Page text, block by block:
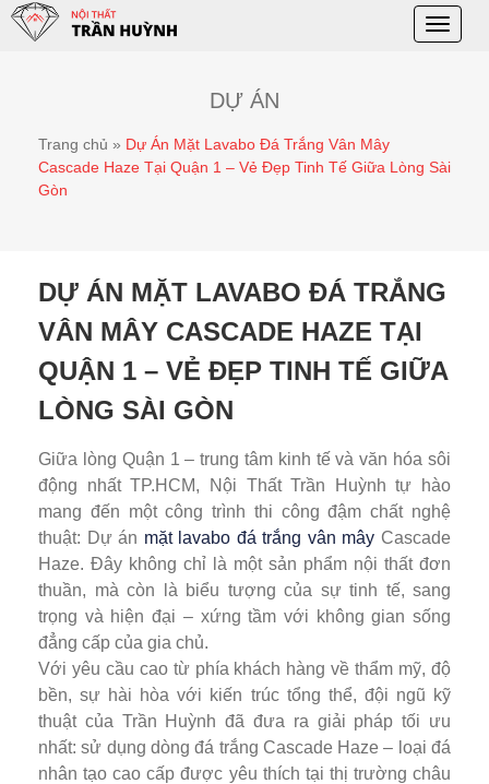
Toggle
DỰ ÁN
Trang chủ » Dự Án Mặt Lavabo Đá Trắng Vân Mây
Cascade Haze Tại Quận 1 – Vẻ Đẹp Tinh Tế Giữa Lòng Sài
Gòn
DỰ ÁN MẶT LAVABO ĐÁ TRẮNG
VÂN MÂY CASCADE HAZE TẠI
QUẬN 1 – VẺ ĐẸP TINH TẾ GIỮA
LÒNG SÀI GÒN
Giữa lòng Quận 1 – trung tâm kinh tế và văn hóa sôi
động nhất TP.HCM, Nội Thất Trần Huỳnh tự hào
mang đến một công trình thi công đậm chất nghệ
thuật: Dự án mặt lavabo đá trắng vân mây Cascade
Haze. Đây không chỉ là một sản phẩm nội thất đơn
thuần, mà còn là biểu tượng của sự tinh tế, sang
trọng và hiện đại – xứng tầm với không gian sống
đẳng cấp của gia chủ.
Với yêu cầu cao từ phía khách hàng về thẩm mỹ, độ
bền, sự hài hòa với kiến trúc tổng thể, đội ngũ kỹ
thuật của Trần Huỳnh đã đưa ra giải pháp tối ưu
nhất: sử dụng dòng đá trắng Cascade Haze – loại đá
nhân tạo cao cấp được yêu thích tại thị trường châu